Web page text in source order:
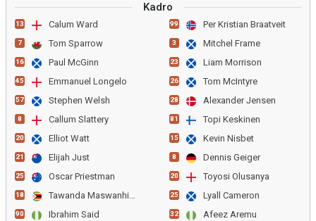
Kadro
13 Calum Ward
7 Tom Sparrow
16 Paul McGinn
45 Emmanuel Longelo
57 Stephen Welsh
8 Callum Slattery
20 Elliot Watt
21 Elijah Just
25 Oscar Priestman
18 Tawanda Maswanhise
90 Ibrahim Said
99 Per Kristian Braatveit
3 Mitchel Frame
23 Liam Morrison
26 Tom McIntyre
28 Alexander Jensen
81 Topi Keskinen
15 Kevin Nisbet
8 Dennis Geiger
20 Toyosi Olusanya
25 Lyall Cameron
32 Afeez Aremu